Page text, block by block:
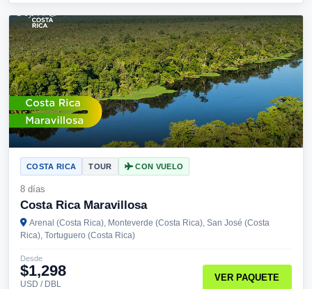
COSTA RICA TOUR CON VUELO
8 días
Costa Rica Maravillosa
Arenal (Costa Rica), Monteverde (Costa Rica), San José (Costa
Rica), Tortuguero (Costa Rica)
Desde
$1,298
USD / DBL
VER PAQUETE